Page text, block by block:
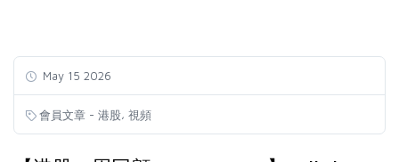
May 15 2026
會員文章 - 港股, 視頻